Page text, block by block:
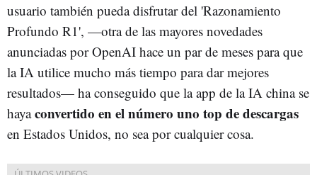
usuario también pueda disfrutar del 'Razonamiento
Profundo R1', —otra de las mayores novedades
anunciadas por OpenAI hace un par de meses para que
la IA utilice mucho más tiempo para dar mejores
resultados— ha conseguido que la app de la IA china se
hayaconvertido en el número uno top de descargas
en Estados Unidos, no sea por cualquier cosa.